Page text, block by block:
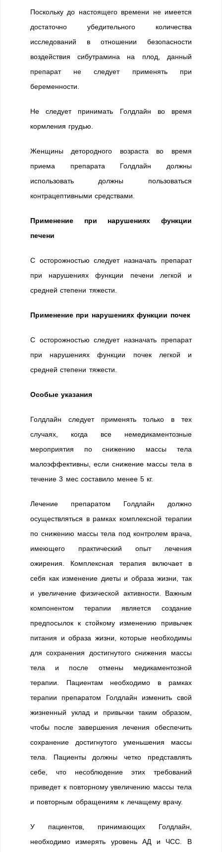
Поскольку до настоящего времени не имеется
достаточно убедительного количества
исследований в отношении безопасности
воздействия сибутрамина на плод, данный
препарат не следует применять при
беременности.
Не следует принимать Голдлайн во время
кормления грудью.
Женщины детородного возраста во время
приема препарата Голдлайн должны
использовать должны пользоваться
контрацептивными средствами.
Применение при нарушениях функции
печени
С осторожностью следует назначать препарат
при нарушениях функции печени легкой и
средней степени тяжести.
Применение при нарушениях функции почек
С осторожностью следует назначать препарат
при нарушениях функции почек легкой и
средней степени тяжести.
Особые указания
Голдлайн следует применять только в тех
случаях, когда все немедикаментозные
мероприятия по снижению массы тела
малоэффективны, если снижение массы тела в
течение 3 мес составило менее 5 кг.
Лечение препаратом Голдлайн должно
осуществляться в рамках комплексной терапии
по снижению массы тела под контролем врача,
имеющего практический опыт лечения
ожирения. Комплексная терапия включает в
себя как изменение диеты и образа жизни, так
и увеличение физической активности. Важным
компонентом терапии является создание
предпосылок к стойкому изменению привычек
питания и образа жизни, которые необходимы
для сохранения достигнутого снижения массы
тела и после отмены медикаментозной
терапии. Пациентам необходимо в рамках
терапии препаратом Голдлайн изменить свой
жизненный уклад и привычки таким образом,
чтобы после завершения лечения обеспечить
сохранение достигнутого уменьшения массы
тела. Пациенты должны четко представлять
себе, что несоблюдение этих требований
приведет к повторному увеличению массы тела
и повторным обращениям к лечащему врачу.
У пациентов, принимающих Голдлайн,
необходимо измерять уровень АД и ЧСС. В